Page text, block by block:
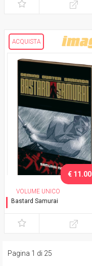
ACQUISTA
VOLUME UNICO
Bastard Samurai
€ 11.00
Pagina 1 di 25